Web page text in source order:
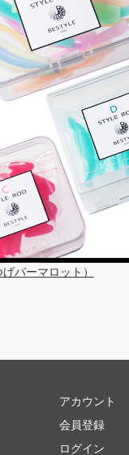
パーマロット）
アカウント
会員登録
ログイン